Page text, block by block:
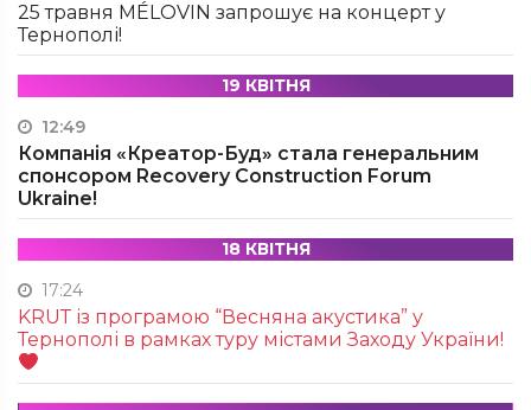
25 травня MÉLOVIN запрошує на концерт у
Тернополі!
19 КВІТНЯ
12:49
Компанія «Креатор-Буд» стала генеральним
спонсором Recovery Construction Forum
Ukraine!
18 КВІТНЯ
17:24
KRUТ із програмою “Весняна акустика” у
Тернополі в рамках туру містами Заходу України!